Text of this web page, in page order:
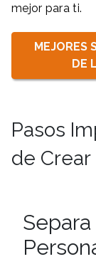
mejor para ti.
MEJORES
DE
Pasos
de Crear